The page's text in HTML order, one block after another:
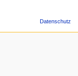
Datenschutz